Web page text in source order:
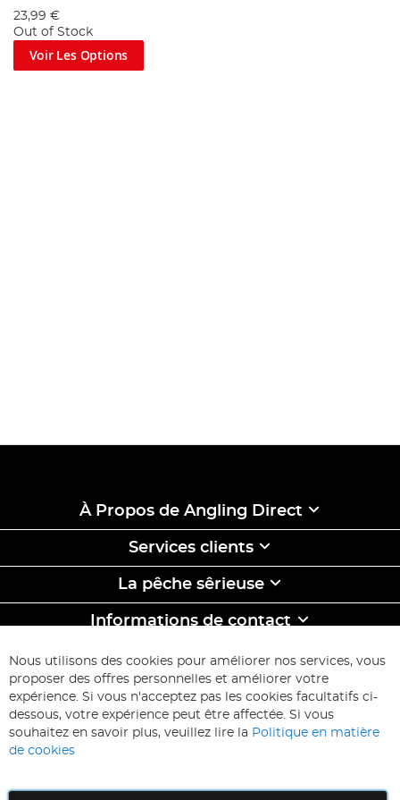
23,99 €
Out of Stock
Voir Les Options
À Propos de Angling Direct
Services clients
La pêche sêrieuse
Informations de contact
ABONNEZ-VOUS & ECONOMISEZ
Inscription
à
d’information
:
Inscription
Nous utilisons des cookies pour améliorer nos services, vous
proposer des offres personnelles et améliorer votre
expérience. Si vous n'acceptez pas les cookies facultatifs ci-
dessous, votre expérience peut être affectée. Si vous
souhaitez en savoir plus, veuillez lire la Politique en matière
de cookies